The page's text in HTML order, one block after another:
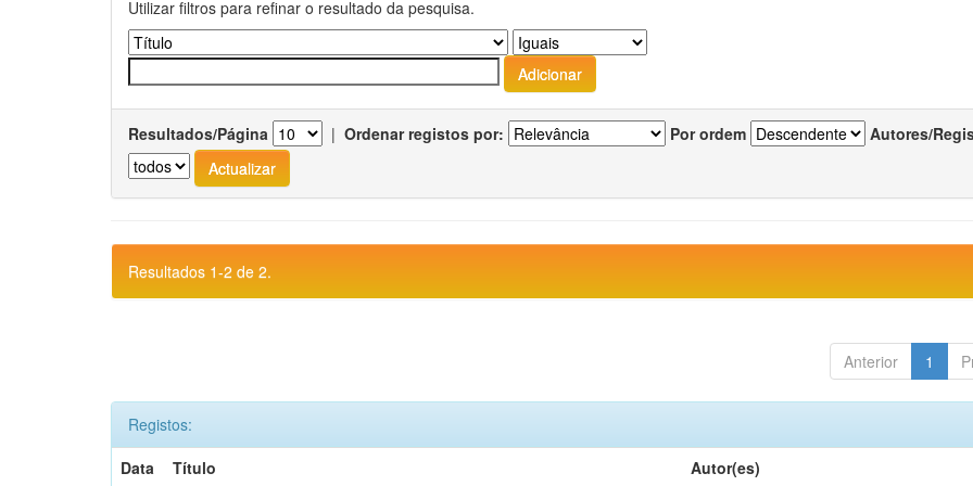
Utilizar filtros para refinar o resultado da pesquisa.
Resultados/Página | Ordenar registos por: Por ordem Autores/
Resultados 1-2 de 2.
Anterior 1
Registos:
Data
Título Autor(es)